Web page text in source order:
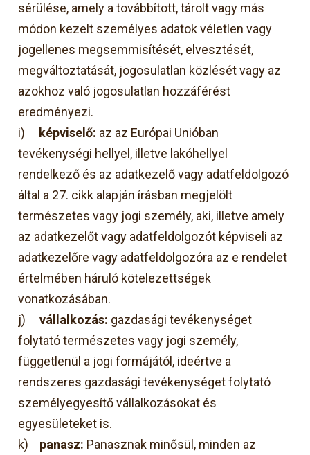
sérülése, amely a továbbított, tárolt vagy más
módon kezelt személyes adatok véletlen vagy
jogellenes megsemmisítését, elvesztését,
megváltoztatását, jogosulatlan közlését vagy az
azokhoz való jogosulatlan hozzáférést
eredményezi.
i)
képviselő: az az Európai Unióban
tevékenységi hellyel, illetve lakóhellyel
rendelkező és az adatkezelő vagy adatfeldolgozó
által a 27. cikk alapján írásban megjelölt
természetes vagy jogi személy, aki, illetve amely
az adatkezelőt vagy adatfeldolgozót képviseli az
adatkezelőre vagy adatfeldolgozóra az e rendelet
értelmében háruló kötelezettségek
vonatkozásában.
j)vállalkozás: gazdasági tevékenységet
folytató természetes vagy jogi személy,
függetlenül a jogi formájától, ideértve a
rendszeres gazdasági tevékenységet folytató
személyegyesítő vállalkozásokat és
egyesületeket is.
k) panasz: Panasznak minősül, minden az